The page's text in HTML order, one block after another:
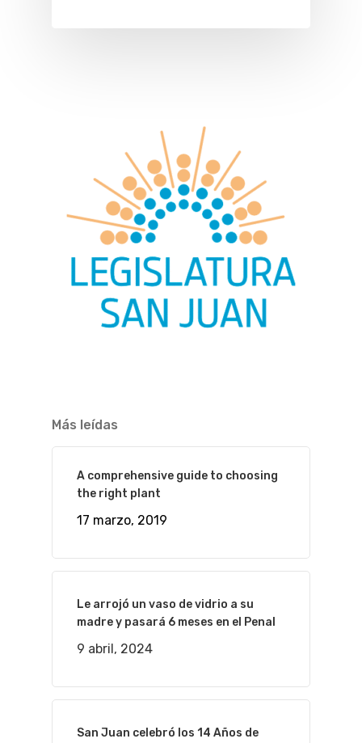
Más leídas
A comprehensive guide to choosing
the right plant
17 marzo, 2019
Le arrojó un vaso de vidrio a su
madre y pasará 6 meses en el Penal
9 abril, 2024
San Juan celebró los 14 Años de